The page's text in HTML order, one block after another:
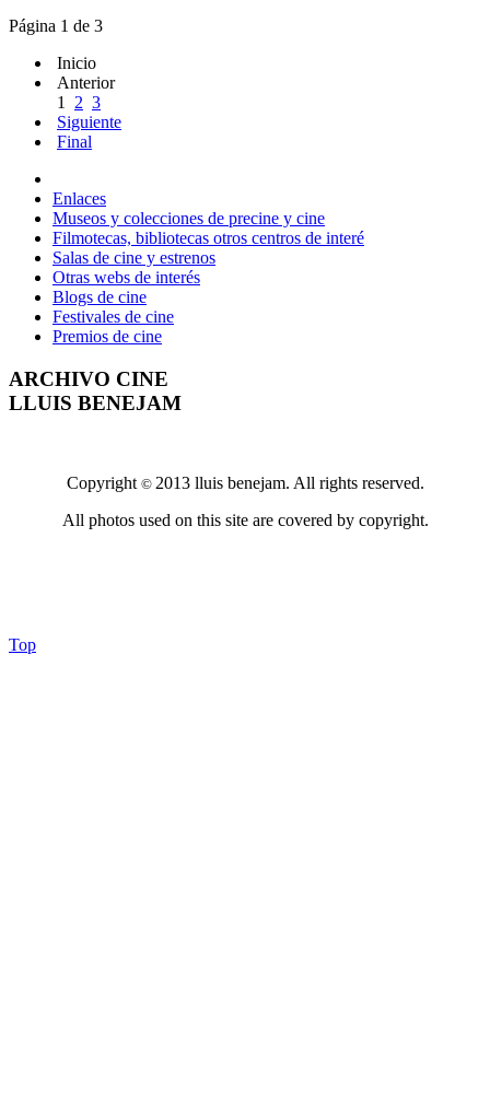
Página 1 de 3
Inicio
Anterior
1 2 3
Siguiente
Final
Enlaces
Museos y colecciones de precine y cine
Filmotecas, bibliotecas otros centros de interé
Salas de cine y estrenos
Otras webs de interés
Blogs de cine
Festivales de cine
Premios de cine
ARCHIVO CINE
LLUIS BENEJAM
Copyright © 2013 lluis benejam. All rights reserved.
All photos used on this site are covered by copyright.
Top